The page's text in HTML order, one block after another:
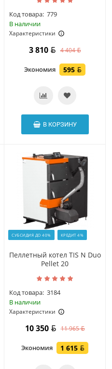
Код товара: 779
В наличии
Характеристики
3 810 4 404
Экономия 595
В КОРЗИНУ
СУБСИДИЯ ДО 40% КРЕДИТ 4%
Пеллетный котел TIS N Duo
Pellet 20
Код товара: 3184
В наличии
Характеристики
10 350 11 965
Экономия 1 615